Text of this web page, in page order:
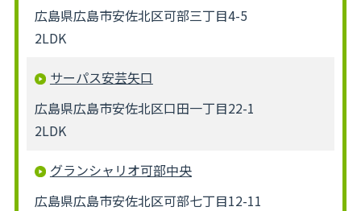
広島県広島市安佐北区可部三丁目4-5
2LDK
サーパス安芸矢口
広島県広島市安佐北区口田一丁目22-1
2LDK
グランシャリオ可部中央
広島県広島市安佐北区可部七丁目12-11